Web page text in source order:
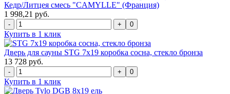
Кедр/Литцея смесь "CAMYLLE" (Франция)
1 998,21 руб.
0
Купить в 1 клик
Дверь для сауны STG 7x19 коробка сосна, стекло бронза
13 728 руб.
0
Купить в 1 клик